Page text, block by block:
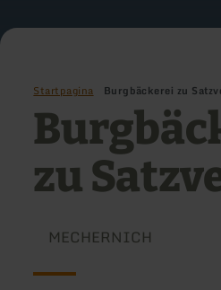
Startpagina Burgbäckerei zu
zu
MECHERNICH